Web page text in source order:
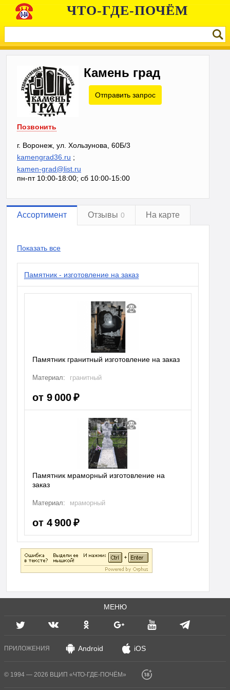
ЧТО-ГДЕ-ПОЧЁМ
Камень град
Отправить запрос
Позвонить
г. Воронеж, ул. Хользунова, 60Б/3
kamengrad36.ru ;
kamen-grad@list.ru
пн-пт 10:00-18:00; сб 10:00-15:00
Ассортимент Отзывы 0 На карте
Показать все
Памятник - изготовление на заказ
Памятник гранитный изготовление на заказ
Материал: гранитный
от 9 000 ₽
Памятник мраморный изготовление на
заказ
Материал: мраморный
от 4 900 ₽
МЕНЮ
ПРИЛОЖЕНИЯ Android iOS
© 1994 — 2026 ВЦИП «ЧТО-ГДЕ-ПОЧЁМ»